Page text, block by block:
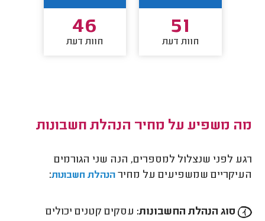
51
חוות דעת
46
חוות דעת
מה משפיע על מחיר הנהלת חשבונות
רגע לפני שנצלול למספרים, הנה שני הגורמים
העיקריים שמשפיעים על מחירהנהלת חשבונות:
סוג הנהלת החשבונות: עסקים קטנים יכולים